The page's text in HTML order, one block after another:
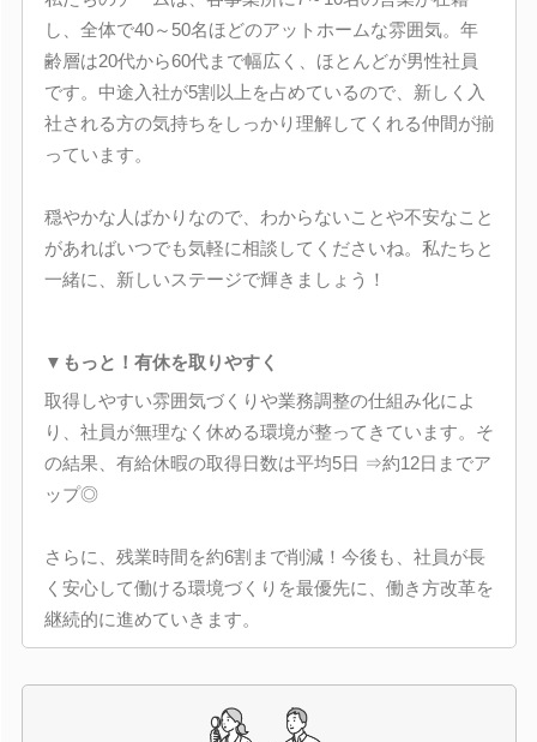
し、全体で40～50名ほどのアットホームな雰囲気。年
齢層は20代から60代まで幅広く、ほとんどが男性社員
です。中途入社が5割以上を占めているので、新しく入
社される方の気持ちをしっかり理解してくれる仲間が揃
っています。
穏やかな人ばかりなので、わからないことや不安なこと
があればいつでも気軽に相談してくださいね。私たちと
一緒に、新しいステージで輝きましょう！
▼もっと！有休を取りやすく
取得しやすい雰囲気づくりや業務調整の仕組み化によ
り、社員が無理なく休める環境が整ってきています。そ
の結果、有給休暇の取得日数は平均5日 ⇒約12日までア
ップ◎
さらに、残業時間を約6割まで削減！今後も、社員が長
く安心して働ける環境づくりを最優先に、働き方改革を
継続的に進めていきます。